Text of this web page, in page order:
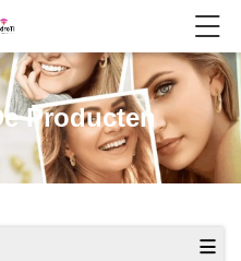
Producten